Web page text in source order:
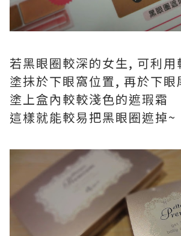
若黑眼圈較深的女生, 可利用
塗抺於下眼窩位置, 再於下
塗上盒內較較淺色的遮瑕霜
這樣就能較易把黑眼圈遮掉~